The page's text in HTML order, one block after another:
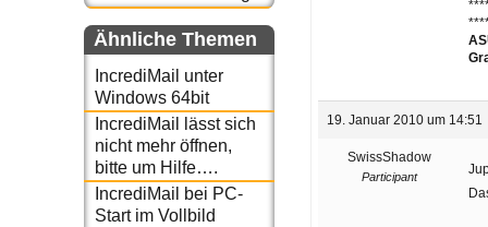
Ähnliche Themen
IncrediMail unter
Windows 64bit
IncrediMail lässt sich
nicht mehr öffnen,
bitte um Hilfe….
IncrediMail bei PC-
Start im Vollbild
19. Januar 2010 um 14:51
SwissShadow
Participant